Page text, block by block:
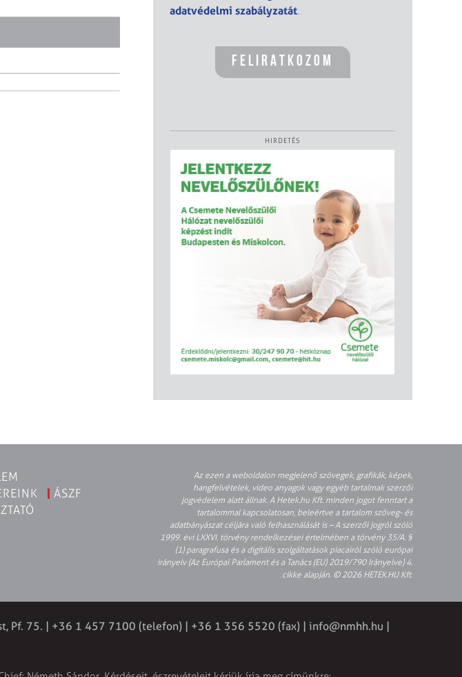
adatvédelmi szabályzatát.
HIRDETÉS
ÁSZF
Az ezen a weboldalon megjelenő szövegek, grafikák, képek,
hangfelvételek, video anyagok vagy egyéb tartalmak szerzői
jogvédelem alatt állnak. A Hetek.hu Kft. minden jogot fenntart a
tartalommal kapcsolatosan, beleértve a tartalom szöveg- és
adatbányászat céljára való felhasználását is – A szerzői jogról szóló
1999. évi LXXVI. törvény rendelkezései értelmében a törvény 35/A. §
(1) paragrafusa és a digitális szolgáltatások piacairól szóló európai
irányelv (Az Európai Parlament és a Tanács (EU) 2019/790 Irányelve) 4.
cikke alapján. © 2026 HETEK.HU Kft.
Pf. 75. | +36 1 457 7100 (telefon) | +36 1 356 5520 (fax) | info@nmhh.hu